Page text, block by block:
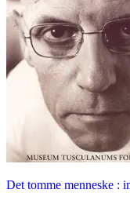
Det tomme menneske :